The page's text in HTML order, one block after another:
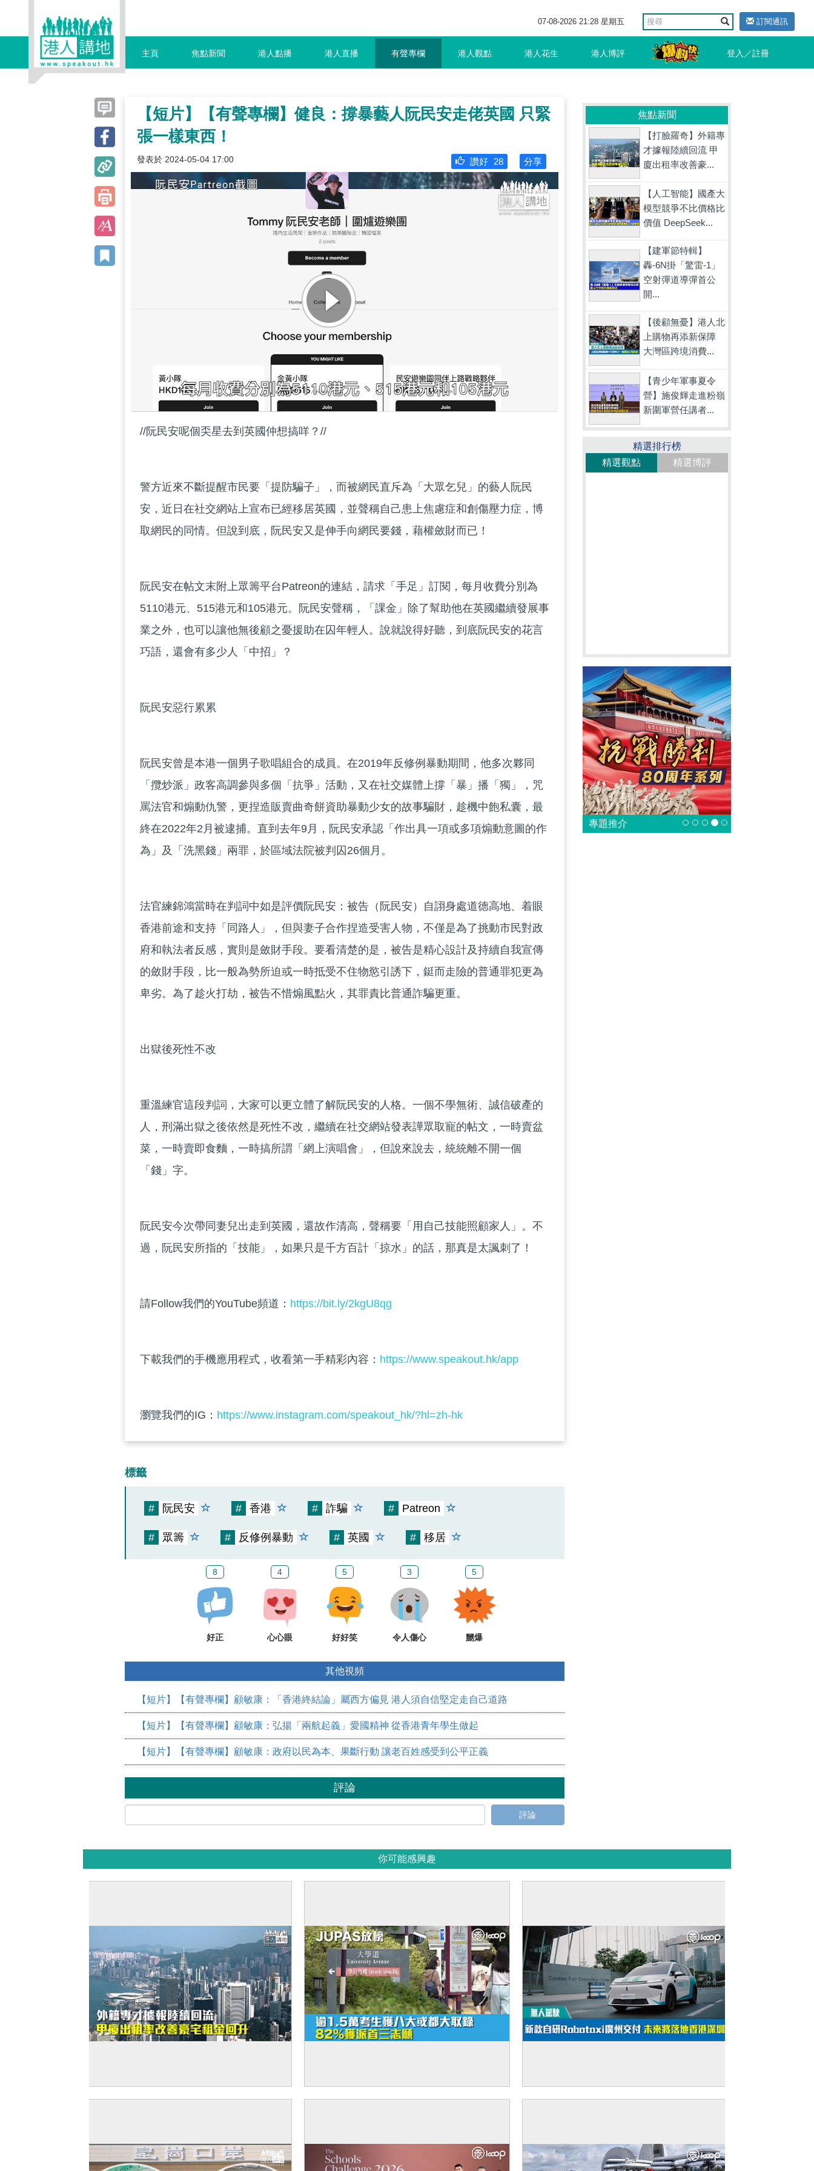
07-08-2026 21:28 星期五 訂閱通訊
主頁 焦點新聞 港人點播 港人直播 有聲專欄 港人觀點 港人花生 港人博評 登入／註冊
【短片】【有聲專欄】健良：撐暴藝人阮民安走佬英國 只緊
張一樣東西！
發表於 2024-05-04 17:00 分享
讚好 28
//阮民安呢個奀星去到英國仲想搞咩？//
警方近來不斷提醒市民要「提防騙子」，而被網民直斥為「大眾乞兒」的藝人阮民
安，近日在社交網站上宣布已經移居英國，並聲稱自己患上焦慮症和創傷壓力症，博
取網民的同情。但說到底，阮民安又是伸手向網民要錢，藉權斂財而已！
阮民安在帖文末附上眾籌平台Patreon的連結，請求「手足」訂閱，每月收費分別為
5110港元、515港元和105港元。阮民安聲稱，「課金」除了幫助他在英國繼續發展事
業之外，也可以讓他無後顧之憂援助在囚年輕人。說就說得好聽，到底阮民安的花言
巧語，還會有多少人「中招」？
阮民安惡行累累
阮民安曾是本港一個男子歌唱組合的成員。在2019年反修例暴動期間，他多次夥同
「攬炒派」政客高調參與多個「抗爭」活動，又在社交媒體上撐「暴」播「獨」，咒
罵法官和煽動仇警，更捏造販賣曲奇餅資助暴動少女的故事騙財，趁機中飽私囊，最
終在2022年2月被逮捕。直到去年9月，阮民安承認「作出具一項或多項煽動意圖的作
為」及「洗黑錢」兩罪，於區域法院被判囚26個月。
法官練錦鴻當時在判詞中如是評價阮民安：被告（阮民安）自詡身處道德高地、着眼
香港前途和支持「同路人」，但與妻子合作捏造受害人物，不僅是為了挑動市民對政
府和執法者反感，實則是斂財手段。要看清楚的是，被告是精心設計及持續自我宣傳
的斂財手段，比一般為勢所迫或一時抵受不住物慾引誘下，鋌而走險的普通罪犯更為
卑劣。為了趁火打劫，被告不惜煽風點火，其罪責比普通詐騙更重。
出獄後死性不改
重溫練官這段判詞，大家可以更立體了解阮民安的人格。一個不學無術、誠信破產的
人，刑滿出獄之後依然是死性不改，繼續在社交網站發表譁眾取寵的帖文，一時賣盆
菜，一時賣即食麵，一時搞所謂「網上演唱會」，但說來說去，統統離不開一個
「錢」字。
阮民安今次帶同妻兒出走到英國，還故作清高，聲稱要「用自己技能照顧家人」。不
過，阮民安所指的「技能」，如果只是千方百計「掠水」​的話，那真是太諷刺了！
請Follow我們的YouTube頻道： https://bit.ly/2kgU8qg
下載我們的手機應用程式，收看第一手精彩內容： https://www.speakout.hk/app
瀏覽我們的IG： https://www.instagram.com/speakout_hk/?hl=zh-hk
標籤
# 阮民安 # 香港 # 詐騙 # Patreon
# 眾籌 # 反修例暴動 # 英國 # 移居
8
好正
4
心心眼
5
好好笑
3
令人傷心
5
嬲爆
其他視頻
【短片】【有聲專欄】顧敏康：「香港終結論」屬西方偏見 港人須自信堅定走自己道路
【短片】【有聲專欄】顧敏康：弘揚「兩航起義」愛國精神 從香港青年學生做起
【短片】【有聲專欄】顧敏康：​政府以民為本、果斷行動 讓老百姓感受到公平正義
評論
評論
焦點新聞
【打臉羅奇】外籍專
才據報陸續回流 甲
廈出租率改善豪...
【人工智能】國產大
模型競爭不比價格比
價值 DeepSeek...
【建軍節特輯】
轟-6N掛「驚雷-1」
空射彈道導彈首公
開...
【後顧無憂】港人北
上購物再添新保障
大灣區跨境消費...
【青少年軍事夏令
營】施俊輝走進粉嶺
新圍軍營任講者...
精選排行榜
精選觀點
精選博評
專題推介
你可能感興趣